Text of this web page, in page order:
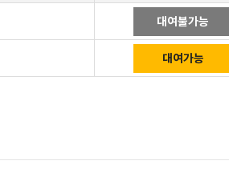
대여불가능
대여가능